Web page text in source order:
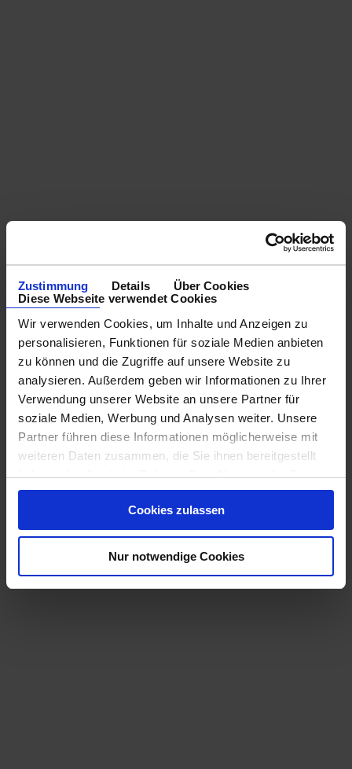
Zustimmung Details
Über Cookies
Diese Webseite verwendet Cookies
Wir verwenden Cookies, um Inhalte und Anzeigen zu
personalisieren, Funktionen für soziale Medien anbieten
zu können und die Zugriffe auf unsere Website zu
analysieren. Außerdem geben wir Informationen zu Ihrer
Verwendung unserer Website an unsere Partner für
soziale Medien, Werbung und Analysen weiter. Unsere
Partner führen diese Informationen möglicherweise mit
weiteren Daten zusammen, die Sie ihnen bereitgestellt
haben oder die sie im Rahmen Ihrer Nutzung der Dienste
gesammelt haben.
Cookies zulassen
Nur notwendige Cookies